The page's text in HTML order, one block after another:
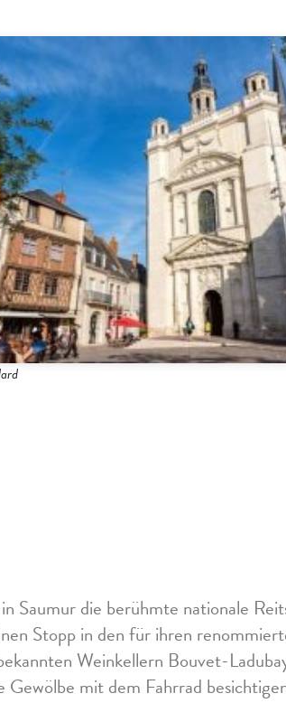
Saumur die berühmte nationale
Stopp in den für ihren
Weinkellern Bouvet-
Gewölbe mit dem Fahrrad